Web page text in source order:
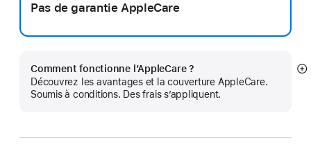
Pas de garantie AppleCare
Comment fonctionne l’AppleCare ?
Découvrez les avantages et la couverture AppleCare.
Soumis à conditions. Des frais s’appliquent.